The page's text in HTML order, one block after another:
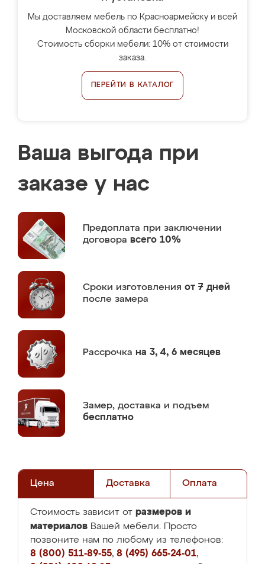
Мы доставляем мебель по Красноармейску и всей
Московской области бесплатно!
Стоимость сборки мебели: 10% от стоимости
заказа.
ПЕРЕЙТИ В КАТАЛОГ
Ваша выгода при
заказе у нас
Предоплата при заключении
договора всего 10%
Сроки изготовления от 7 дней
после замера
Рассрочка на 3, 4, 6 месяцев
Замер, доставка и подъем
бесплатно
Цена Доставка Оплата
Стоимость зависит от размеров и
материалов Вашей мебели. Просто
позвоните нам по любому из телефонов:
8 (800) 511-89-55, 8 (495) 665-24-01,